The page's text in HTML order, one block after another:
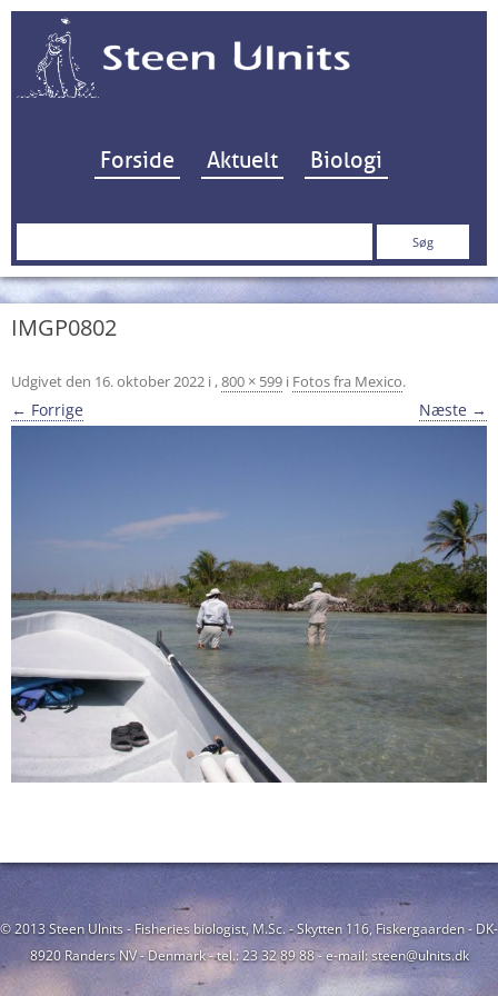
Hop til indhold
Forside Aktuelt Biologi
Søg
IMGP0802
Udgivet den 16. oktober 2022 i ,800 × 599 i Fotos fra Mexico.
← Forrige Næste →
© 2013 Steen Ulnits - Fisheries biologist, M.Sc. - Skytten 116, Fiskergaarden - DK-
8920 Randers NV - Denmark - tel.: 23 32 89 88 - e-mail: steen@ulnits.dk